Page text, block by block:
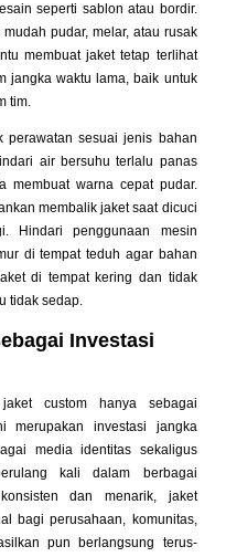
seperti sablon atau bordir.
pudar, melar, atau rusak
membuat jaket tetap terlihat
jangka waktu lama, baik untuk
tim.
perawatan sesuai jenis bahan
air bersuhu terlalu panas
membuat warna cepat pudar.
membalik jaket saat dicuci
Hindari penggunaan mesin
di tempat teduh agar bahan
di tempat kering dan tidak
tidak sedap.
Investasi
custom hanya sebagai
merupakan investasi jangka
media identitas sekaligus
kali dalam berbagai
dan menarik, jaket
bagi perusahaan, komunitas,
pun berlangsung terus-